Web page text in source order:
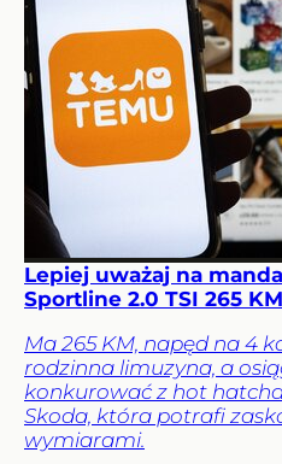
Lepiej uważaj na
Sportline 2.0 TSI 265 KM
Ma 265 KM, napęd na 4
rodzinna limuzyna, a
konkurować z hot
Skoda, która potrafi
wymiarami.